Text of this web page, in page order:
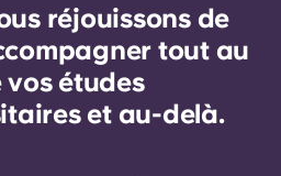
réjouissons de
tout au
vos études
et au-delà.